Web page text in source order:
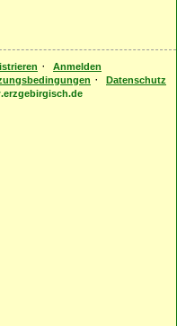
·
Anmelden
·
Datenschutz